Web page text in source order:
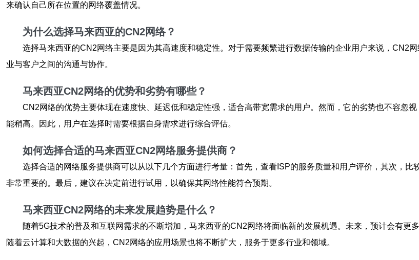
来确认自己所在位置的网络覆盖情况。
为什么选择马来西亚的CN2网络？
选择马来西亚的CN2网络主要是因为其高速度和稳定性。对于需要频繁进行数据传输的企业用户来说，CN2
业与客户之间的沟通与协作。
马来西亚CN2网络的优势和劣势有哪些？
CN2网络的优势主要体现在速度快、延迟低和稳定性强，适合高带宽需求的用户。然而，它的劣势也不容忽
能稍高。因此，用户在选择时需要根据自身需求进行综合评估。
如何选择合适的马来西亚CN2网络服务提供商？
选择合适的网络服务提供商可以从以下几个方面进行考量：首先，查看ISP的服务质量和用户评价，其次，
非常重要的。最后，建议在决定前进行试用，以确保其网络性能符合预期。
马来西亚CN2网络的未来发展趋势是什么？
随着5G技术的普及和互联网需求的不断增加，马来西亚的CN2网络将面临新的发展机遇。未来，预计会有更
随着云计算和大数据的兴起，CN2网络的应用场景也将不断扩大，服务于更多行业和领域。